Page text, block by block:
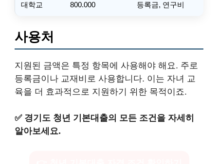
대학교 800.000 등록금, 연구비
사용처
지원된 금액은 특정 항목에 사용해야 해요. 주로
등록금이나 교재비로 사용합니다. 이는 자녀 교
육을 더 효과적으로 지원하기 위한 목적이죠.
✅ 경기도 청년 기본대출의 모든 조건을 자세히
알아보세요.